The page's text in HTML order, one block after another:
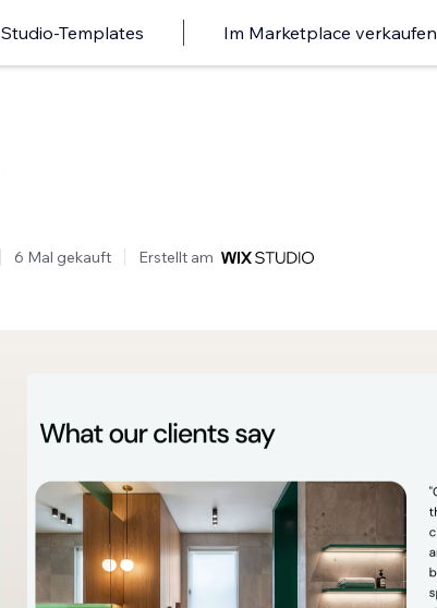
Studio-Templates Im Marketplace verkaufen
6 Mal gekauft Erstellt am